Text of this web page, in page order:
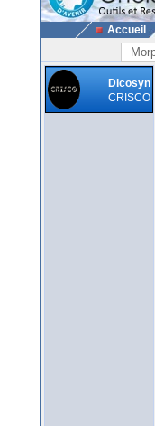
Accueil
Dicosyn
CRISCO